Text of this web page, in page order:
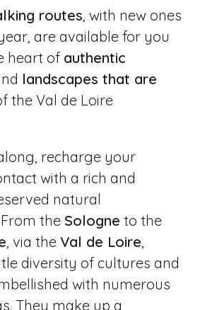
routes, with new ones
are available for you
heart of authentic
landscapes that are
the Val de Loire
recharge your
with a rich and
natural
the Sologne to the
, via the Val de Loire,
diversity of cultures and
with numerous
They make up a